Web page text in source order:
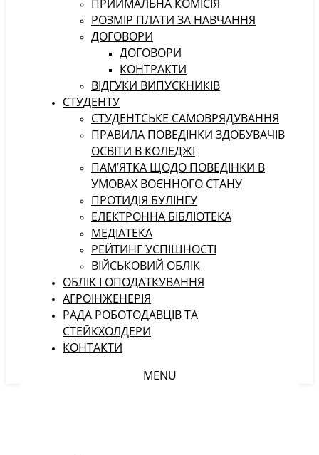
ПРИЙМАЛЬНА КОМІСІЯ
РОЗМІР ПЛАТИ ЗА НАВЧАННЯ
ДОГОВОРИ
ДОГОВОРИ
КОНТРАКТИ
ВІДГУКИ ВИПУСКНИКІВ
СТУДЕНТУ
CТУДЕНТСЬКЕ САМОВРЯДУВАННЯ
ПРАВИЛА ПОВЕДІНКИ ЗДОБУВАЧІВ
ОСВІТИ В КОЛЕДЖІ
ПАМ’ЯТКА ЩОДО ПОВЕДІНКИ В
УМОВАХ ВОЄННОГО СТАНУ
ПРОТИДІЯ БУЛІНГУ
ЕЛЕКТРОННА БІБЛІОТЕКА
МЕДІАТЕКА
РЕЙТИНГ УСПІШНОСТІ
ВІЙСЬКОВИЙ ОБЛІК
ОБЛІК І ОПОДАТКУВАННЯ
АГРОІНЖЕНЕРІЯ
РАДА РОБОТОДАВЦІВ ТА
СТЕЙКХОЛДЕРИ
КОНТАКТИ
MENU